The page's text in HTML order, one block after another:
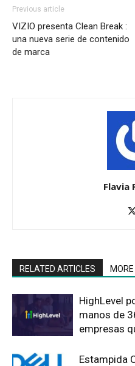
Previous article
VIZIO presenta Clean Break :
una nueva serie de contenido
de marca
Flavia
RELATED ARTICLES
HighLevel
manos de
empresas
Estampida